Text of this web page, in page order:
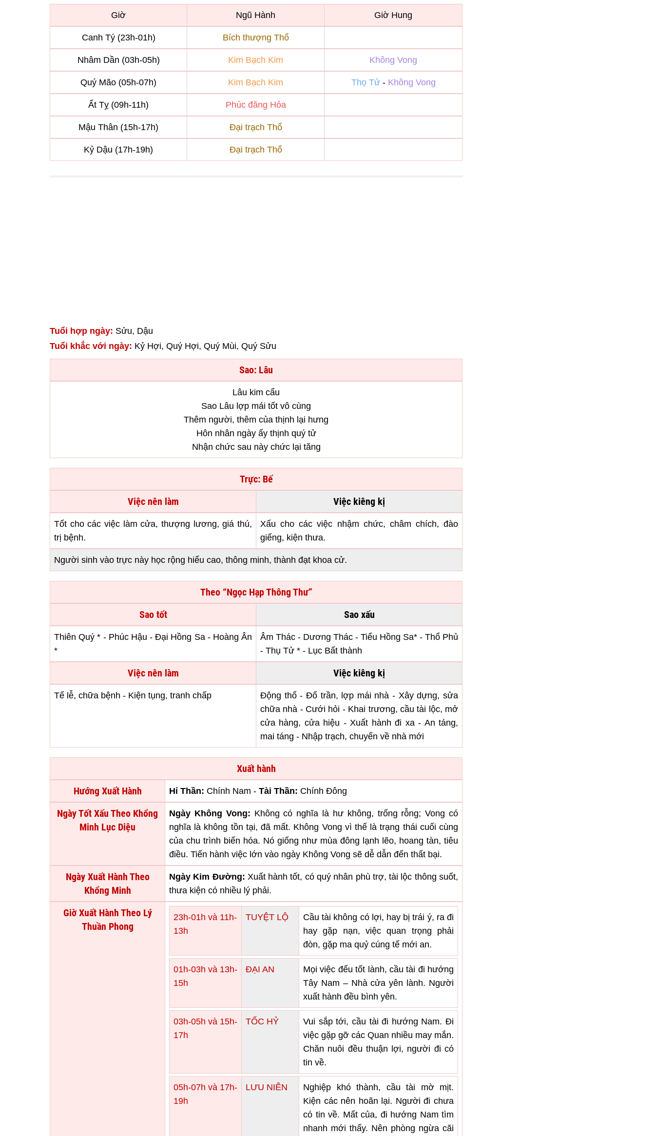
Giờ Ngũ Hành Giờ Hung
Canh Tý (23h-01h) Bích thượng Thổ
Nhâm Dần (03h-05h) Kim Bạch Kim Không Vong
Quý Mão (05h-07h) Kim Bạch Kim Thọ Tử- Không Vong
Ất Tỵ (09h-11h) Phúc đăng Hỏa
Mậu Thân (15h-17h) Đại trạch Thổ
Kỷ Dậu (17h-19h) Đại trạch Thổ
Tuổi hợp ngày: Sửu, Dậu
Tuổi khắc với ngày: Kỷ Hợi, Quý Hợi, Quý Mùi, Quý Sửu
Sao: Lâu
Lâu kim cẩu
Sao Lâu lợp mái tốt vô cùng
Thêm người, thêm của thịnh lại hưng
Hôn nhân ngày ấy thịnh quý tử
Nhận chức sau này chức lại tăng
Trực: Bế
Việc nên làm
Việc kiêng kị
Tốt cho các việc làm cửa, thượng lương, giá thú,
trị bệnh.
Xấu cho các việc nhậm chức, châm chích, đào
giếng, kiện thưa.
Người sinh vào trực này học rộng hiểu cao, thông minh, thành đạt khoa cử.
Theo “Ngọc Hạp Thông Thư”
Sao tốt
Sao xấu
Thiên Quý * - Phúc Hậu - Đại Hồng Sa - Hoàng Ân
*
Âm Thác - Dương Thác - Tiểu Hồng Sa* - Thổ Phủ
- Thụ Tử * - Lục Bất thành
Việc nên làm Việc kiêng kị
Tế lễ, chữa bệnh - Kiện tụng, tranh chấp
Động thổ - Đổ trần, lợp mái nhà - Xây dựng, sửa
chữa nhà - Cưới hỏi - Khai trương, cầu tài lộc, mở
cửa hàng, cửa hiệu - Xuất hành đi xa - An táng,
mai táng - Nhập trạch, chuyển về nhà mới
Xuất hành
Hướng Xuất Hành
Hỉ Thần: Chính Nam - Tài Thần: Chính Đông
Ngày Tốt Xấu Theo Khổng
Minh Lục Diệu
Ngày Không Vong: Không có nghĩa là hư không, trống rỗng; Vong có
nghĩa là không tồn tại, đã mất. Không Vong vì thế là trạng thái cuối cùng
của chu trình biến hóa. Nó giống như mùa đông lạnh lẽo, hoang tàn, tiêu
điều. Tiến hành việc lớn vào ngày Không Vong sẽ dễ dẫn đến thất bại.
Ngày Xuất Hành Theo
Khổng Minh
Ngày Kim Đường: Xuất hành tốt, có quý nhân phù trợ, tài lộc thông suốt,
thưa kiện có nhiều lý phải.
Giờ Xuất Hành Theo Lý
Thuần Phong
23h-01h và 11h-
13h
TUYỆT LỘ
Cầu tài không có lợi, hay bị trái ý, ra đi
hay gặp nạn, việc quan trọng phải
đòn, gặp ma quỷ cúng tế mới an.
01h-03h và 13h-
15h
ĐẠI AN
Mọi việc đểu tốt lành, cầu tài đi hướng
Tây Nam – Nhà cửa yên lành. Người
xuất hành đều bình yên.
03h-05h và 15h-
17h
TỐC HỶ
Vui sắp tới, cầu tài đi hướng Nam. Đi
việc gặp gỡ các Quan nhiều may mắn.
Chăn nuôi đều thuận lợi, người đi có
tin về.
05h-07h và 17h-
19h
LƯU NIÊN
Nghiệp khó thành, cầu tài mờ mịt.
Kiện các nên hoãn lại. Người đi chưa
có tin về. Mất của, đi hướng Nam tìm
nhanh mới thấy. Nên phòng ngừa cãi